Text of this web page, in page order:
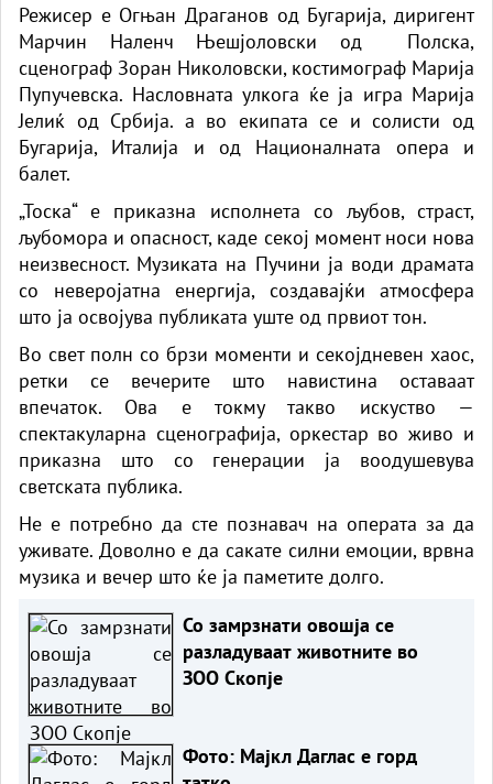
Режисер е Огњан Драганов од Бугарија, диригент
Марчин Наленч Њешјоловски од Полска,
сценограф Зоран Николовски, костимограф Марија
Пупучевска. Насловната улкога ќе ја игра Марија
Јелиќ од Србија. а во екипата се и солисти од
Бугарија, Италија и од Националната опера и
балет.
„Тоска“ е приказна исполнета со љубов, страст,
љубомора и опасност, каде секој момент носи нова
неизвесност. Музиката на Пучини ја води драмата
со неверојатна енергија, создавајќи атмосфера
што ја освојува публиката уште од првиот тон.
Во свет полн со брзи моменти и секојдневен хаос,
ретки се вечерите што навистина оставаат
впечаток. Ова е токму такво искуство —
спектакуларна сценографија, оркестар во живо и
приказна што со генерации ја воодушевува
светската публика.
Не е потребно да сте познавач на операта за да
уживате. Доволно е да сакате силни емоции, врвна
музика и вечер што ќе ја паметите долго.
Со замрзнати овошја се
разладуваат животните во
ЗОО Скопје
Фото: Мајкл Даглас е горд